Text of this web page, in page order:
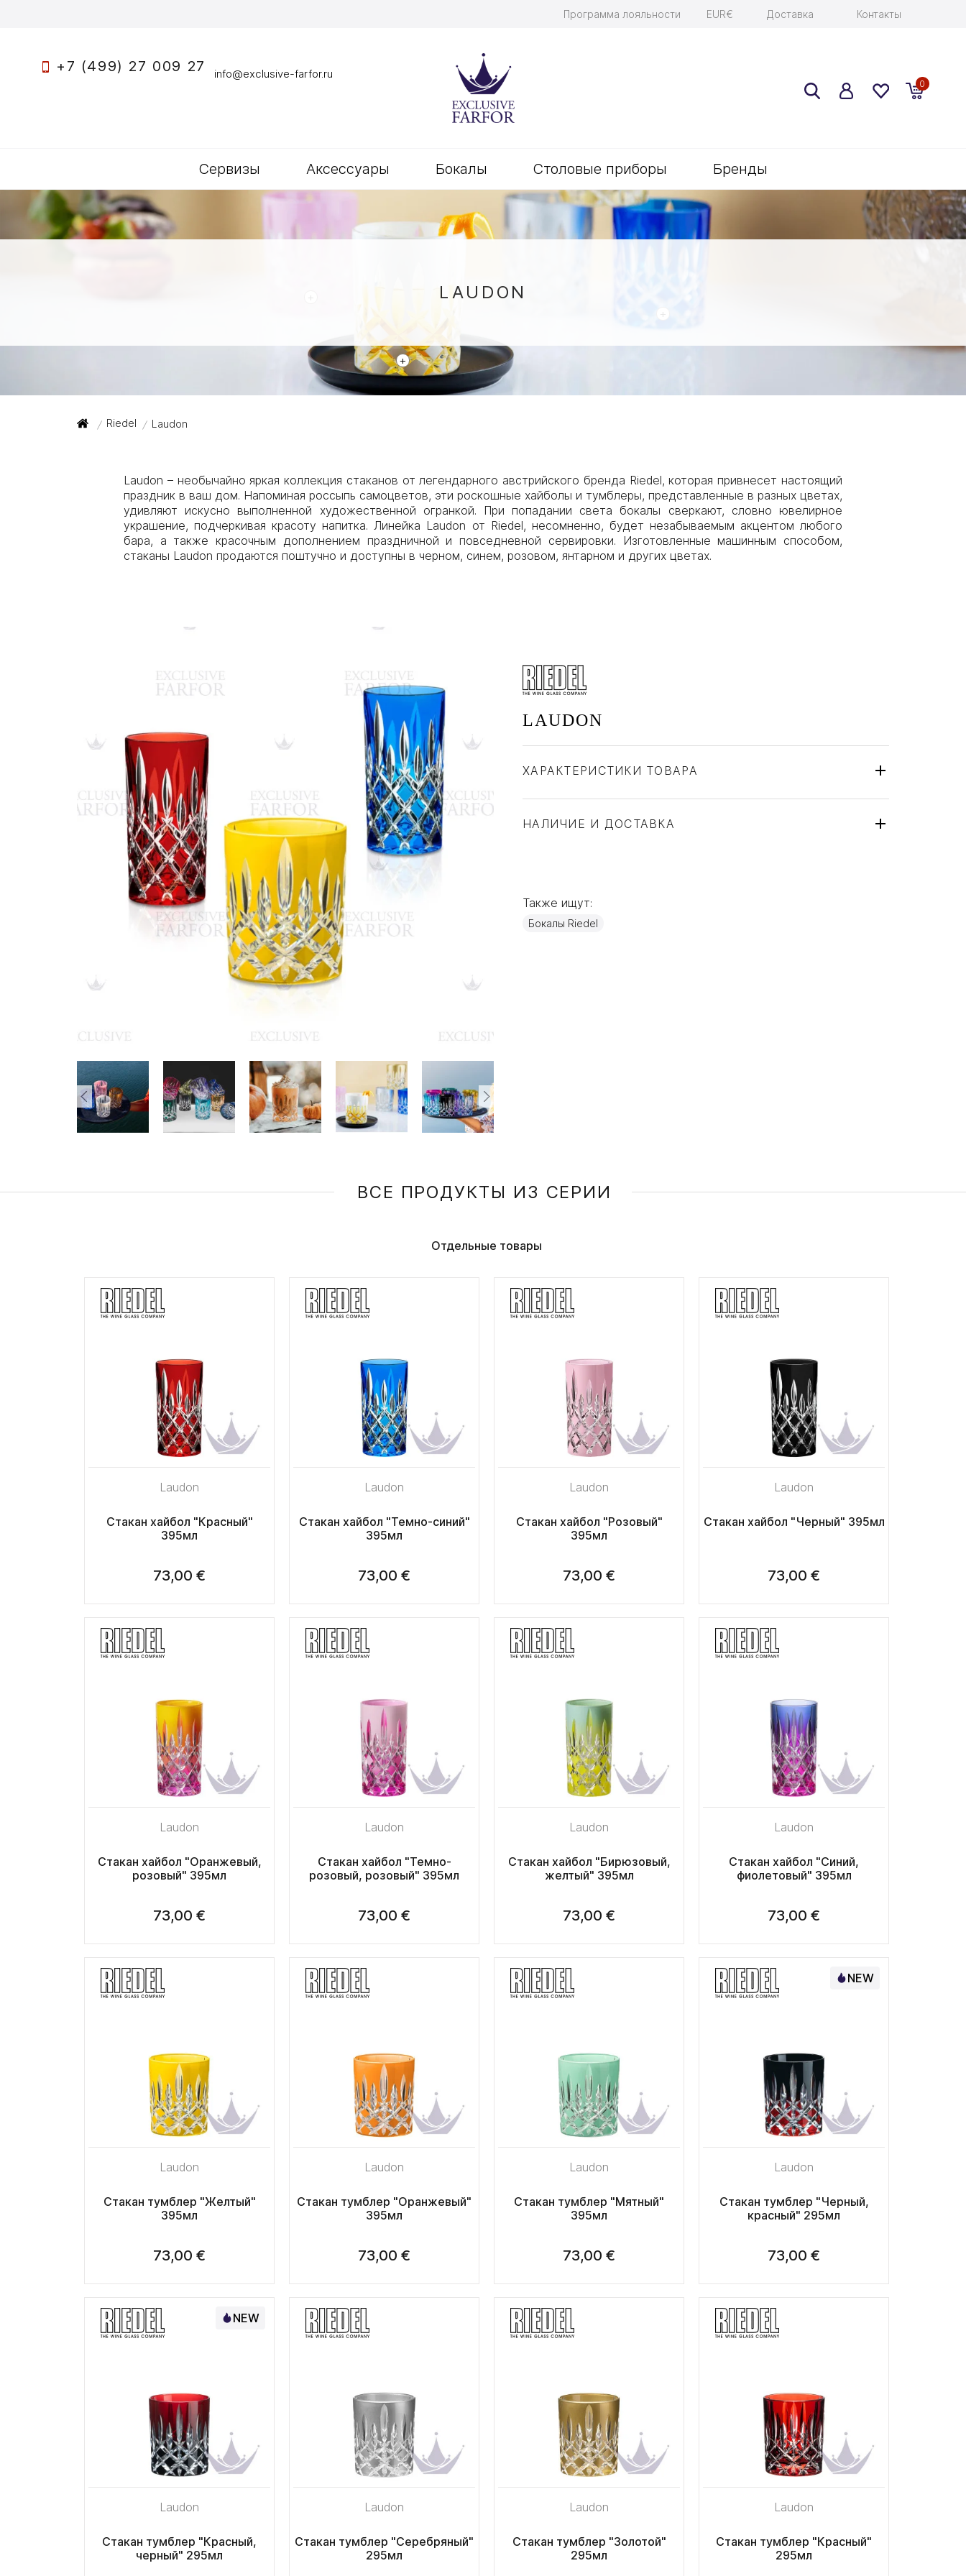
Программа лояльности EUR€ Доставка Контакты
+7 (499) 27 009 27 info@exclusive-farfor.ru
0
Сервизы Аксессуары Бокалы Столовые приборы Бренды
+
+
+
LAUDON
/ Riedel / Laudon
Laudon – необычайно яркая коллекция стаканов от легендарного австрийского бренда Riedel, которая привнесет настоящий
праздник в ваш дом. Напоминая россыпь самоцветов, эти роскошные хайболы и тумблеры, представленные в разных цветах,
удивляют искусно выполненной художественной огранкой. При попадании света бокалы сверкают, словно ювелирное
украшение, подчеркивая красоту напитка. Линейка Laudon от Riedel, несомненно, будет незабываемым акцентом любого
бара, а также красочным дополнением праздничной и повседневной сервировки. Изготовленные машинным способом,
стаканы Laudon продаются поштучно и доступны в черном, синем, розовом, янтарном и других цветах.
LAUDON
ХАРАКТЕРИСТИКИ ТОВАРА
Материал
Хрусталь
НАЛИЧИЕ И ДОСТАВКА
Также ищут:
Бокалы Riedel
ВСЕ ПРОДУКТЫ ИЗ СЕРИИ
Отдельные товары
Laudon
Стакан хайбол "Красный"
395мл
73,00 €
Laudon
Стакан хайбол "Темно-синий"
395мл
73,00 €
Laudon
Стакан хайбол "Розовый"
395мл
73,00 €
Laudon
Стакан хайбол "Черный" 395мл
73,00 €
Laudon
Стакан хайбол "Оранжевый,
розовый" 395мл
73,00 €
Laudon
Стакан хайбол "Темно-
розовый, розовый" 395мл
73,00 €
Laudon
Стакан хайбол "Бирюзовый,
желтый" 395мл
73,00 €
Laudon
Стакан хайбол "Синий,
фиолетовый" 395мл
73,00 €
Laudon
Стакан тумблер "Желтый"
395мл
73,00 €
Laudon
Стакан тумблер "Оранжевый"
395мл
73,00 €
Laudon
Стакан тумблер "Мятный"
395мл
73,00 €
NEW
Laudon
Стакан тумблер "Черный,
красный" 295мл
73,00 €
NEW
Laudon
Стакан тумблер "Красный,
черный" 295мл
Laudon
Стакан тумблер "Серебряный"
295мл
Laudon
Стакан тумблер "Золотой"
295мл
Laudon
Стакан тумблер "Красный"
295мл